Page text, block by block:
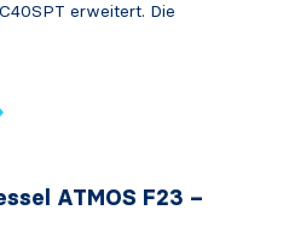
erweitert. Die
ATMOS F23 –